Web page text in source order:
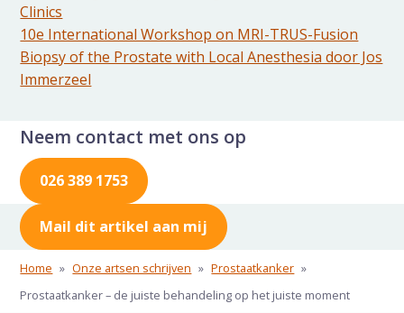
Clinics
10e International Workshop on MRI-TRUS-Fusion
Biopsy of the Prostate with Local Anesthesia door Jos
Immerzeel
Neem contact met ons op
026 389 1753
Mail dit artikel aan mij
Home » Onze artsen schrijven » Prostaatkanker »
Prostaatkanker – de juiste behandeling op het juiste moment